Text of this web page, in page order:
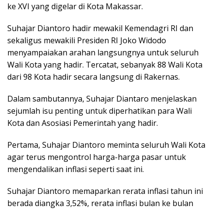
ke XVI yang digelar di Kota Makassar.
Suhajar Diantoro hadir mewakil Kemendagri RI dan
sekaligus mewakili Presiden RI Joko Widodo
menyampaiakan arahan langsungnya untuk seluruh
Wali Kota yang hadir. Tercatat, sebanyak 88 Wali Kota
dari 98 Kota hadir secara langsung di Rakernas.
Dalam sambutannya, Suhajar Diantaro menjelaskan
sejumlah isu penting untuk diperhatikan para Wali
Kota dan Asosiasi Pemerintah yang hadir.
Pertama, Suhajar Diantoro meminta seluruh Wali Kota
agar terus mengontrol harga-harga pasar untuk
mengendalikan inflasi seperti saat ini.
Suhajar Diantoro memaparkan rerata inflasi tahun ini
berada diangka 3,52%, rerata inflasi bulan ke bulan